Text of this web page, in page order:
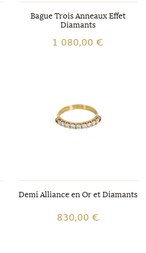
Bague Trois Anneaux Effet
Diamants
1 080,00 €
Demi Alliance en Or et Diamants
830,00 €